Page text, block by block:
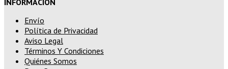
Envío
Política de Privacidad
Aviso Legal
Términos Y Condiciones
Quiénes Somos